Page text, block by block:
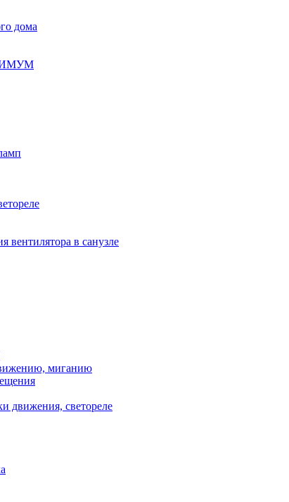
дома
вентилятора в санузле
миганию
движения, светореле